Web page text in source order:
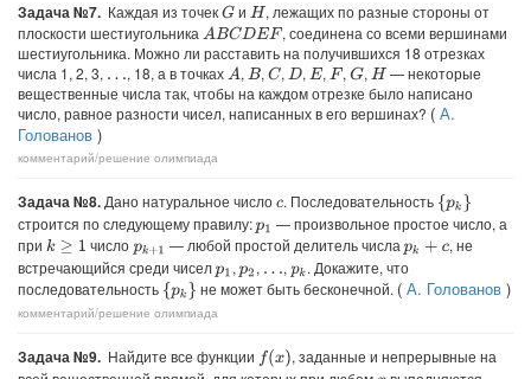
Задача №7. Каждая из точекG и H , лежащих по разные стороны от
плоскости шестиугольника ABCDEF
, соединена со всеми вершинами
шестиугольника. Можно ли расставить на получившихся 18 отрезках
числа 1, 2, 3,
…
, 18, а в точкахA , B ,C, D , E , F ,G, H — некоторые
вещественные числа так, чтобы на каждом отрезке было написано
число, равное разности чисел, написанных в его вершинах? ( А.
Голованов )
комментарий/решение олимпиада
Задача №8. Дано натуральное числоc. Последовательность {pk}
строится по следующему правилу:p1 — произвольное простое число, а
при k≥1 число pk+1 — любой простой делитель числа pk +c
, не
встречающийся среди чиселp1, p2,
…
, pk. Докажите, что
последовательность {pk} не может быть бесконечной. ( А. Голованов)
комментарий/решение олимпиада
Задача №9. Найдите все функции f(x)
, заданные и непрерывные на